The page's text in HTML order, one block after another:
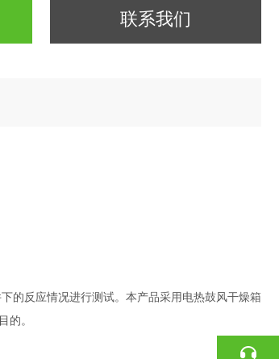
联系我们
的反应情况进行测试。本产品采用电热鼓风干燥箱
的。